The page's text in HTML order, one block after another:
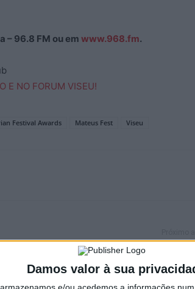
Damos valor à sua
armazenamos e/ou acedemos a informações
– 96.8 FM ou em www.968.fm.
Festival Awards Mateus Fest Viseu
Liga 2: Próximo adversário do Académico
Viseu tem novo